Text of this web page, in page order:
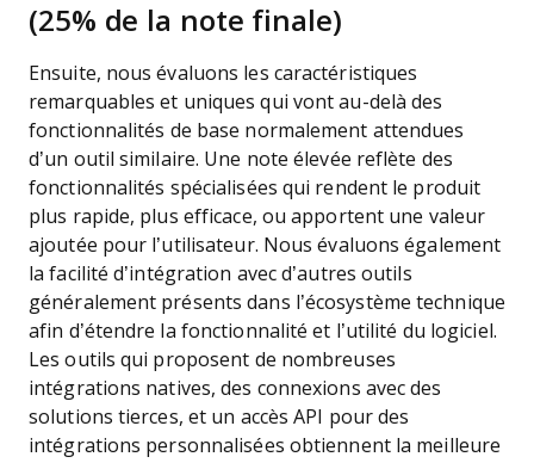
(25% de la note finale)
Ensuite, nous évaluons les caractéristiques
remarquables et uniques qui vont au-delà des
fonctionnalités de base normalement attendues
d’un outil similaire. Une note élevée reflète des
fonctionnalités spécialisées qui rendent le produit
plus rapide, plus efficace, ou apportent une valeur
ajoutée pour l’utilisateur. Nous évaluons également
la facilité d’intégration avec d’autres outils
généralement présents dans l’écosystème technique
afin d’étendre la fonctionnalité et l’utilité du logiciel.
Les outils qui proposent de nombreuses
intégrations natives, des connexions avec des
solutions tierces, et un accès API pour des
intégrations personnalisées obtiennent la meilleure